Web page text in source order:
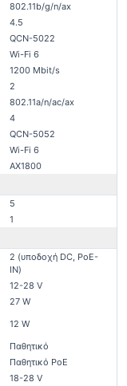
802.11b/g/n/ax
4.5
QCN-5022
Wi-Fi 6
1200 Mbit/s
2
802.11a/n/ac/ax
4
QCN-5052
Wi-Fi 6
AX1800
5
1
2 (υποδοχή DC, PoE-
IN)
12-28 V
27 W
12 W
Παθητικό
Παθητικό PoE
18-28 V